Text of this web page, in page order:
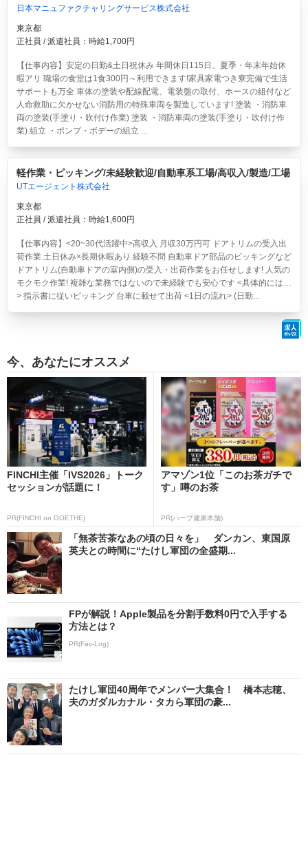
日本マニュファクチャリングサービス株式会社
東京都
正社員 / 派遣社員：時給1,700円
【仕事内容】安定の日勤&土日祝休み 年間休日115日、夏季・年末年始休
暇アリ 職場の食堂は1食300円～利用できます!家具家電つき寮完備で生活
サポートも万全 車体の塗装や配線配電、電装盤の取付、ホースの組付など
人命救助に欠かせない消防用の特殊車両を製造しています! 塗装 ・消防車
両の塗装(手塗り・吹付け作業) 塗装 ・消防車両の塗装(手塗り・吹付け作
業) 組立 ・ポンプ・ボデーの組立 ...
軽作業・ピッキング/未経験歓迎/自動車系工場/高収入/製造/工場
UTエージェント株式会社
東京都
正社員 / 派遣社員：時給1,600円
【仕事内容】<20~30代活躍中>高収入 月収30万円可 ドアトリムの受入出
荷作業 土日休み×長期休暇あり 経験不問 自動車ドア部品のピッキングなど
ドアトリム(自動車ドアの室内側)の受入・出荷作業をお任せします! 人気の
モクモク作業! 複雑な業務ではないので未経験でも安心です <具体的には…
> 指示書に従いピッキング 台車に載せて出荷 <1日の流れ> (日勤...
今、あなたにオススメ
FINCHI主催「IVS2026」トーク
セッションが話題に！
PR(FINCHI on GOETHE)
アマゾン1位「このお茶ガチで
す」噂のお茶
PR(ハーブ健康本舗)
「無茶苦茶なあの頃の日々を」 ダンカン、東国原
英夫との時間に“たけし軍団の全盛期...
FPが解説！Apple製品を分割手数料0円で入手する
方法とは？
PR(Fav-Log)
たけし軍団40周年でメンバー大集合！ 橋本志穂、
夫のガダルカナル・タカら軍団の豪...